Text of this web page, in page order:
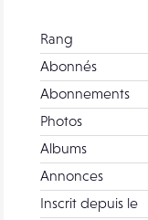
Rang
Abonnés
Abonnements
Photos
Albums
Annonces
Inscrit depuis le